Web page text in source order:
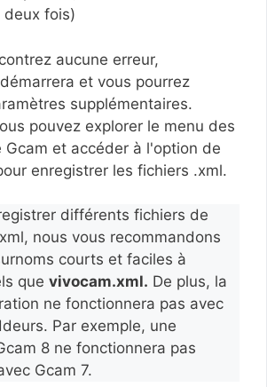
deux fois)
aucune erreur,
et vous pourrez
supplémentaires.
pouvez explorer le menu des
Gcam et accéder à l'option de
enregistrer les fichiers .xml.
différents fichiers de
nous vous recommandons
courts et faciles à
que vivocam.xml. De plus, la
ne fonctionnera pas avec
Par exemple, une
8 ne fonctionnera pas
Gcam 7.